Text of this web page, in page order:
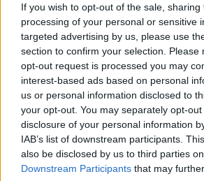
If you wish to opt-out of the sale,
processing of your personal or sensitive
targeted advertising by us, please use
section to confirm your selection. Please
opt-out request is processed you may
interest-based ads based on personal
us or personal information disclosed to
your opt-out. You may separately opt-
disclosure of your personal information
IAB’s list of downstream participants.
also be disclosed by us to third parties
Downstream Participants that may
"Los independentistas
insaciables, en algún
que decir hasta aquí"